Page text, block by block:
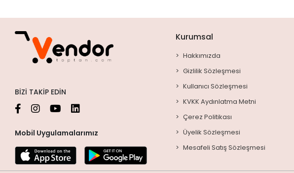
BIZI TAKIP EDIN
Mobil Uygulamalarımız
Kurumsal
Hakkımızda
Gizlilik Sözleşmesi
Kullanıcı Sözleşmesi
KVKK Aydınlatma Metni
Çerez Politikası
Üyelik Sözleşmesi
Mesafeli Satış Sözleşmesi